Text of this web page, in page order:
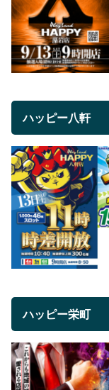
ハッピー八軒
ハッピー栄町